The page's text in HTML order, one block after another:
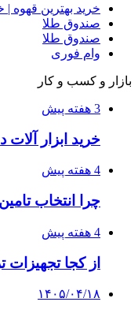
خرید بهترین قهوه |
صندوق طلا
صندوق طلا
وام فوری
بازار و کسب و کار
3 هفته پیش
خرید ابزار
4 هفته پیش
چرا انتخاب
4 هفته پیش
از کجا تجهیزات
۱۴۰۵/۰۴/۱۸